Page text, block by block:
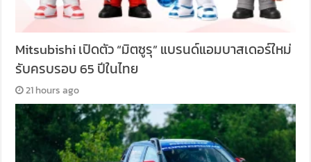
Mitsubishi เปิดตัว “มิตซูรุ” แบรนด์แอมบาสเดอร์ใหม่
รับครบรอบ 65 ปีในไทย
21 hours ago